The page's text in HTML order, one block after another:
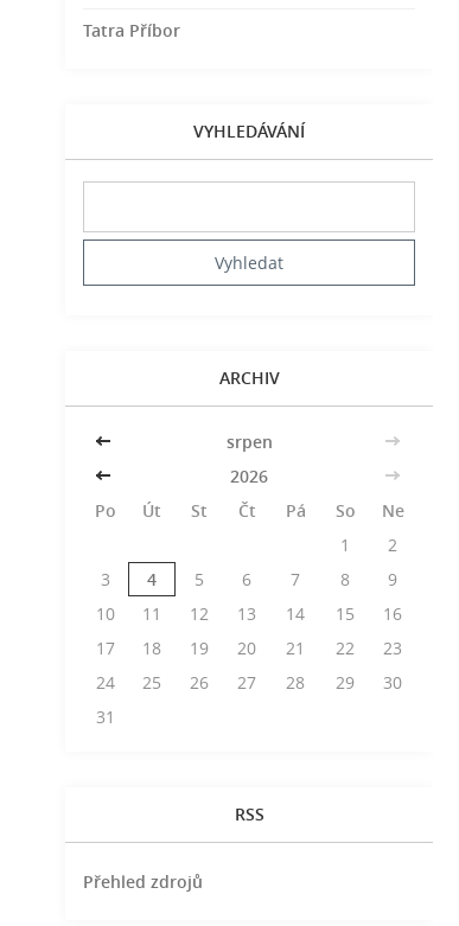
Tatra Příbor
VYHLEDÁVÁNÍ
ARCHIV
<< srpen
>>
<<
2026
>>
Po
Út St Čt Pá So
Ne
1
2
3
4 5 6 7 8
9
10
11 12 13 14 15
16
17
18 19 20 21 22
23
24
25 26 27 28 29
30
31
RSS
Přehled zdrojů